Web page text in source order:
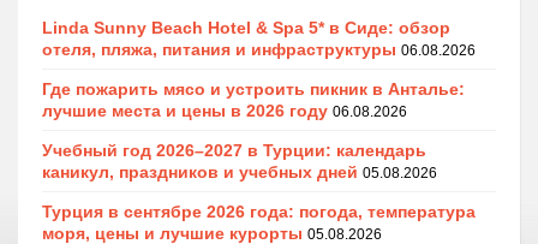
Linda Sunny Beach Hotel & Spa 5* в Сиде: обзор
отеля, пляжа, питания и инфраструктуры 06.08.2026
Где пожарить мясо и устроить пикник в Анталье:
лучшие места и цены в 2026 году 06.08.2026
Учебный год 2026–2027 в Турции: календарь
каникул, праздников и учебных дней 05.08.2026
Турция в сентябре 2026 года: погода, температура
моря, цены и лучшие курорты 05.08.2026